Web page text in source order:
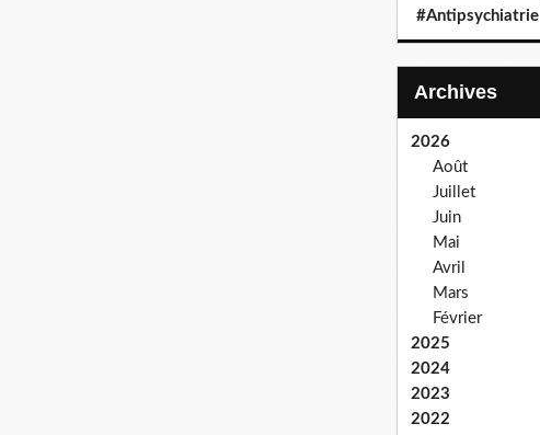
#Antipsychiatrie
Archives
2026
Août
Juillet
Juin
Mai
Avril
Mars
Février
2025
2024
2023
2022